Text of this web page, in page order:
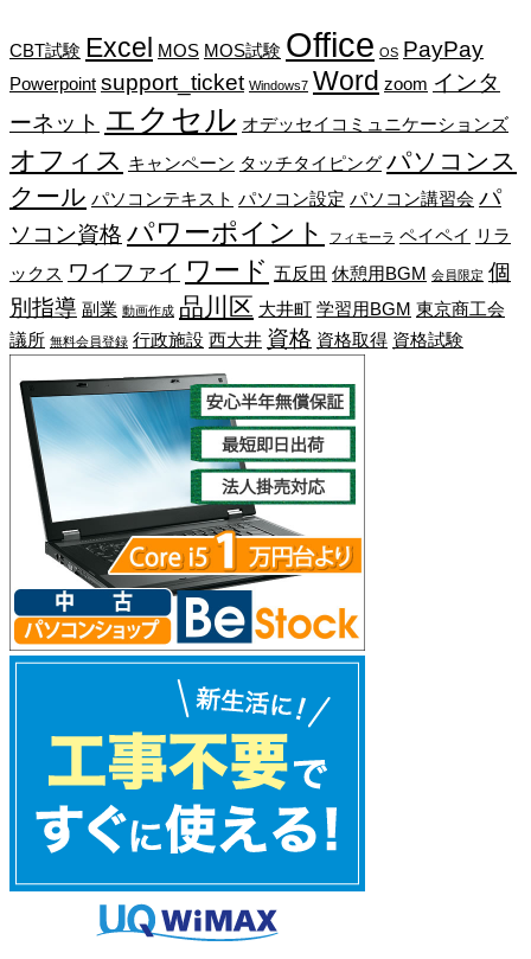
CBT試験 Excel MOS MOS試験 Office OS PayPay
Powerpoint support_ticket Windows7 Word zoom インタ
ーネット エクセル オデッセイコミュニケーションズ
オフィス キャンペーン タッチタイピング パソコンス
クール パソコンテキスト パソコン設定 パソコン講習会 パ
ソコン資格 パワーポイント フィモーラ ペイペイ リラ
ックス ワイファイ ワード 五反田 休憩用BGM 会員限定 個
別指導 副業 動画作成 品川区 大井町 学習用BGM 東京商工会
議所 無料会員登録 行政施設 西大井 資格 資格取得 資格試験